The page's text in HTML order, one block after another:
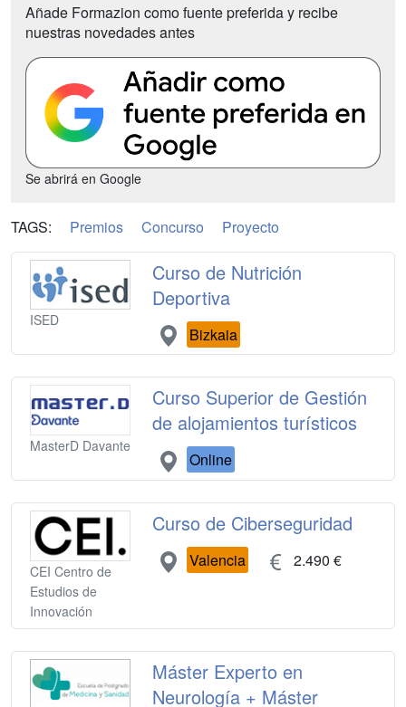
Añade Formazion como fuente preferida y recibe
nuestras novedades antes
Se abrirá en Google
TAGS: Premios Concurso Proyecto
ISED
Curso de Nutrición
Deportiva
Bizkaia
MasterD Davante
Curso Superior de Gestión
de alojamientos turísticos
Online
CEI Centro de
Estudios de
Innovación
Curso de Ciberseguridad
Valencia 2.490 €
Máster Experto en
Neurología + Máster